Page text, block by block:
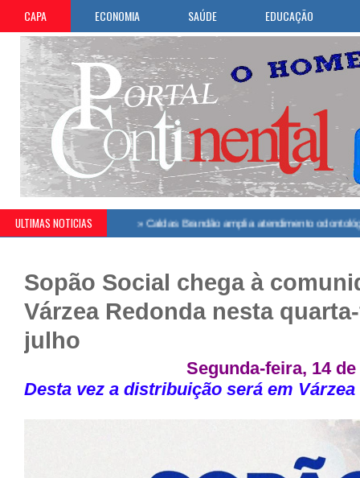
CAPA ECONOMIA SAÚDE EDUCAÇÃO
ULTIMAS NOTICIAS
Sopão Social chega à
Várzea Redonda nesta
julho
Segunda-feira, 14
Desta vez a distribuição será em Várzea